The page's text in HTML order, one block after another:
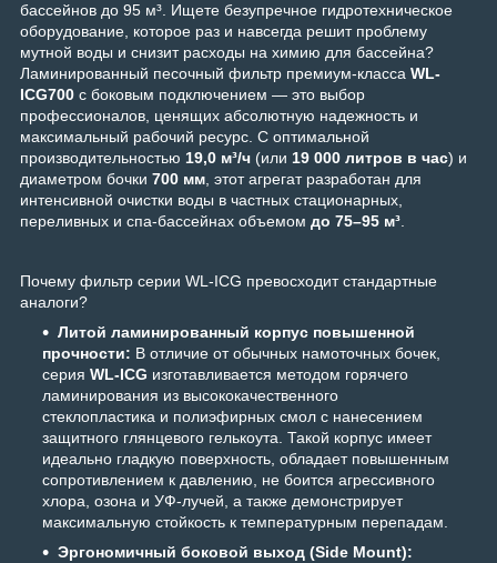
бассейнов до 95 м³. Ищете безупречное гидротехническое
оборудование, которое раз и навсегда решит проблему
мутной воды и снизит расходы на химию для бассейна?
Ламинированный песочный фильтр премиум-класса WL-
ICG700 с боковым подключением — это выбор
профессионалов, ценящих абсолютную надежность и
максимальный рабочий ресурс. С оптимальной
производительностью 19,0 м³/ч (или 19 000 литров в час) и
диаметром бочки 700 мм, этот агрегат разработан для
интенсивной очистки воды в частных стационарных,
переливных и спа-бассейнах объемом до 75–95 м³.
Почему фильтр серии WL-ICG превосходит стандартные
аналоги?
Литой ламинированный корпус повышенной
прочности: В отличие от обычных намоточных бочек,
серия WL-ICG изготавливается методом горячего
ламинирования из высококачественного
стеклопластика и полиэфирных смол с нанесением
защитного глянцевого гелькоута. Такой корпус имеет
идеально гладкую поверхность, обладает повышенным
сопротивлением к давлению, не боится агрессивного
хлора, озона и УФ-лучей, а также демонстрирует
максимальную стойкость к температурным перепадам.
Эргономичный боковой выход (Side Mount):